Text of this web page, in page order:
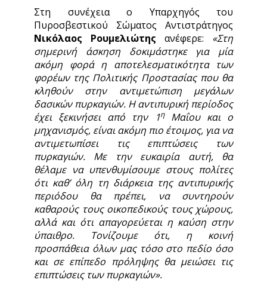
Στη συνέχεια ο Υπαρχηγός του
Πυροσβεστικού Σώματος Αντιστράτηγος
Νικόλαος Ρουμελιώτης ανέφερε: «Στη
σημερινή άσκηση δοκιμάστηκε για μία
ακόμη φορά η αποτελεσματικότητα των
φορέων της Πολιτικής Προστασίας που θα
κληθούν στην αντιμετώπιση μεγάλων
δασικών πυρκαγιών. Η αντιπυρική περίοδος
έχει ξεκινήσει από την 1ηΜαΐου και ο
μηχανισμός, είναι ακόμη πιο έτοιμος, για να
αντιμετωπίσει τις επιπτώσεις των
πυρκαγιών. Με την ευκαιρία αυτή, θα
θέλαμε να υπενθυμίσουμε στους πολίτες
ότι καθ’ όλη τη διάρκεια της αντιπυρικής
περιόδου θα πρέπει, να συντηρούν
καθαρούς τους οικοπεδικούς τους χώρους,
αλλά και ότι απαγορεύεται η καύση στην
ύπαιθρο. Τονίζουμε ότι, η κοινή
προσπάθεια όλων μας τόσο στο πεδίο όσο
και σε επίπεδο πρόληψης θα μειώσει τις
επιπτώσεις των πυρκαγιών».